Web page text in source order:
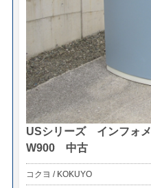
USシリーズ インフォ
W900 中古
コクヨ / KOKUYO